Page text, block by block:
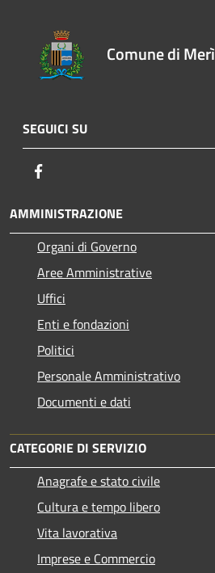
Comune di Merì
SEGUICI SU
AMMINISTRAZIONE
Organi di Governo
Aree Amministrative
Uffici
Enti e fondazioni
Politici
Personale Amministrativo
Documenti e dati
CATEGORIE DI SERVIZIO
Anagrafe e stato civile
Cultura e tempo libero
Vita lavorativa
Imprese e Commercio